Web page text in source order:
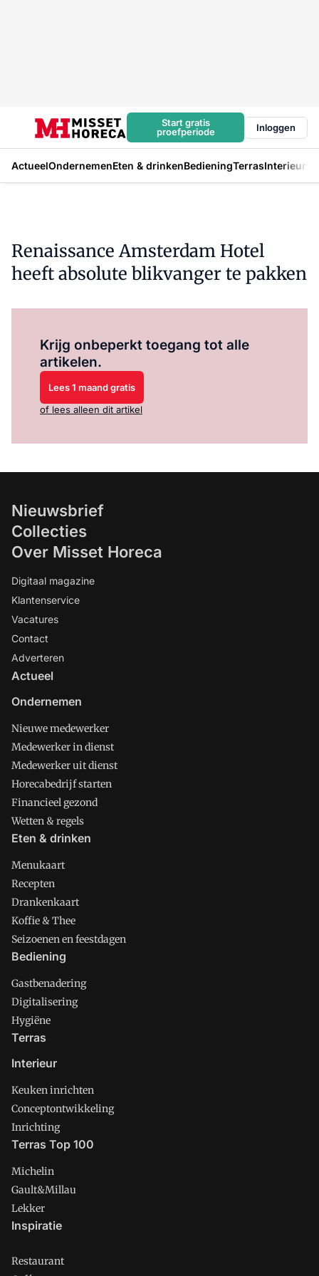
Start gratis
proefperiode
Inloggen
ActueelOndernemenEten & drinkenBedieningTerrasInterieur
Renaissance Amsterdam Hotel
heeft absolute blikvanger te pakken
Krijg onbeperkt toegang tot alle
artikelen.
Lees 1 maand gratis
of lees alleen dit artikel
Nieuwsbrief
Collecties
Over Misset Horeca
Digitaal magazine
Klantenservice
Vacatures
Contact
Adverteren
Actueel
Ondernemen
Nieuwe medewerker
Medewerker in dienst
Medewerker uit dienst
Horecabedrijf starten
Financieel gezond
Wetten & regels
Eten & drinken
Menukaart
Recepten
Drankenkaart
Koffie & Thee
Seizoenen en feestdagen
Bediening
Gastbenadering
Digitalisering
Hygiëne
Terras
Interieur
Keuken inrichten
Conceptontwikkeling
Inrichting
Terras Top 100
Michelin
Gault&Millau
Lekker
Inspiratie
Restaurant